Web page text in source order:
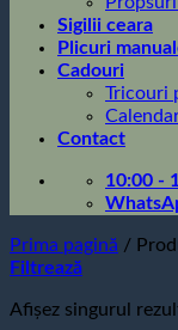
Sigilii ceara
Plicuri
Cadouri
Tricouri
Contact
10:00 -
Prima pagină /
Filtrează
Afișez singurul